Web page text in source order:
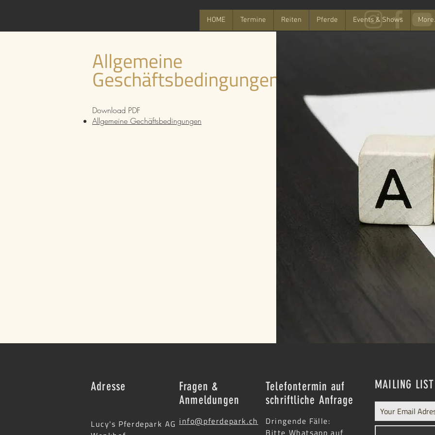
HOME Termine Reiten Pferde Events & Shows
Allgemeine
Geschäftsbedingungen
Download PDF
Allgemeine Gechäftsbedingungen
Adresse
Lucy's Pferdepark AG
Fragen &
Anmeldungen
info@pferdepark.ch
Telefontermin auf
schriftliche Anfrage
Dringende Fälle:
Bitte Whatsapp auf
MAILING LIST